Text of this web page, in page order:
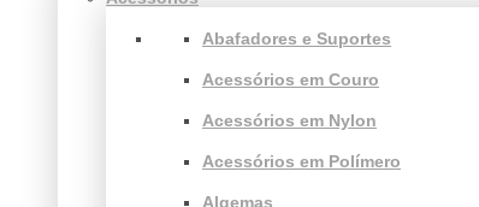
Abafadores e Suportes
Acessórios em Couro
Acessórios em Nylon
Acessórios em Polímero
Algemas